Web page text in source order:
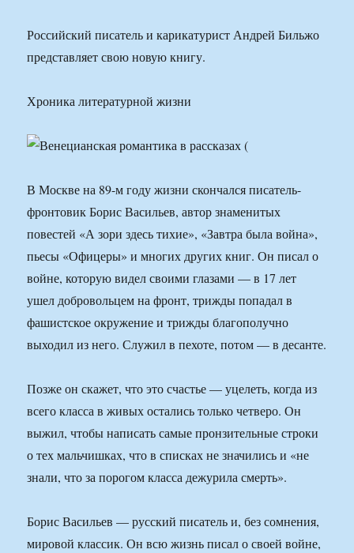
Российский писатель и карикатурист Андрей Бильжо
представляет свою новую книгу.
Хроника литературной жизни
В Москве на 89-м году жизни скончался писатель-
фронтовик Борис Васильев, автор знаменитых
повестей «А зори здесь тихие», «Завтра была война»,
пьесы «Офицеры» и многих других книг. Он писал о
войне, которую видел своими глазами — в 17 лет
ушел добровольцем на фронт, трижды попадал в
фашистское окружение и трижды благополучно
выходил из него. Служил в пехоте, потом — в десанте.
Позже он скажет, что это счастье — уцелеть, когда из
всего класса в живых остались только четверо. Он
выжил, чтобы написать самые пронзительные строки
о тех мальчишках, что в списках не значились и «не
знали, что за порогом класса дежурила смерть».
Борис Васильев — русский писатель и, без сомнения,
мировой классик. Он всю жизнь писал о своей войне,